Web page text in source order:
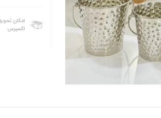
امکان
اکسپرس